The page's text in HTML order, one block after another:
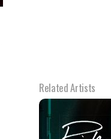
Related Artists